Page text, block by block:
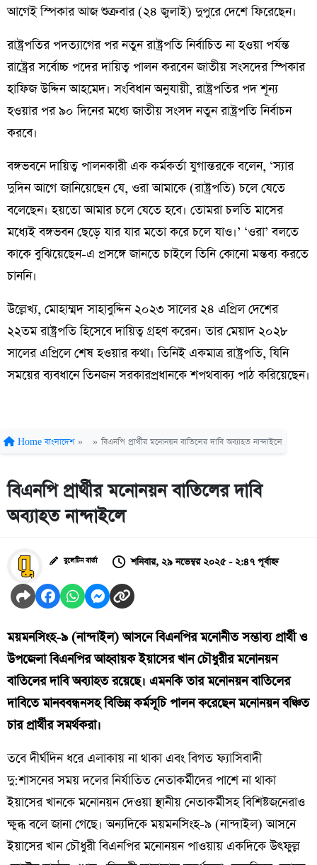
আগেই স্পিকার আজ শুক্রবার (২৪ জুলাই) দুপুরে দেশে ফিরেছেন।
রাষ্ট্রপতির পদত্যাগের পর নতুন রাষ্ট্রপতি নির্বাচিত না হওয়া পর্যন্ত
রাষ্ট্রের সর্বোচ্চ পদের দায়িত্ব পালন করবেন জাতীয় সংসদের স্পিকার
হাফিজ উদ্দিন আহমেদ। সংবিধান অনুযায়ী, রাষ্ট্রপতির পদ শূন্য
হওয়ার পর ৯০ দিনের মধ্যে জাতীয় সংসদ নতুন রাষ্ট্রপতি নির্বাচন
করবে।
বঙ্গভবনে দায়িত্ব পালনকারী এক কর্মকর্তা যুগান্তরকে বলেন, ‘স্যার
দুদিন আগে জানিয়েছেন যে, ওরা আমাকে (রাষ্ট্রপতি) চলে যেতে
বলেছেন। হয়তো আমার চলে যেতে হবে। তোমরা চলতি মাসের
মধ্যেই বঙ্গভবন ছেড়ে যার যার মতো করে চলে যাও।’ ‘ওরা’ বলতে
কাকে বুঝিয়েছেন-এ প্রসঙ্গে জানতে চাইলে তিনি কোনো মন্তব্য করতে
চাননি।
উল্লেখ্য, মোহাম্মদ সাহাবুদ্দিন ২০২৩ সালের ২৪ এপ্রিল দেশের
২২তম রাষ্ট্রপতি হিসেবে দায়িত্ব গ্রহণ করেন। তার মেয়াদ ২০২৮
সালের এপ্রিলে শেষ হওয়ার কথা। তিনিই একমাত্র রাষ্ট্রপতি, যিনি
সময়ের ব্যবধানে তিনজন সরকারপ্রধানকে শপথবাক্য পাঠ করিয়েছেন।
Home বাংলাদেশ » » বিএনপি প্রার্থীর মনোনয়ন বাতিলের দাবি অব্যাহত নান্দাইলে
বিএনপি প্রার্থীর মনোনয়ন বাতিলের দাবি
অব্যাহত নান্দাইলে
বুলেটিন বার্তা শনিবার, ২৯ নভেম্বর ২০২৫ - ২:৪৭ পূর্বাহ্ন
ময়মনসিংহ-৯ (নান্দাইল) আসনে বিএনপির মনোনীত সম্ভাব্য প্রার্থী ও
উপজেলা বিএনপির আহ্বায়ক ইয়াসের খান চৌধুরীর মনোনয়ন
বাতিলের দাবি অব্যাহত রয়েছে। এমনকি তার মনোনয়ন বাতিলের
দাবিতে মানববন্ধনসহ বিভিন্ন কর্মসূচি পালন করেছেন মনোনয়ন বঞ্চিত
চার প্রার্থীর সমর্থকরা।
তবে দীর্ঘদিন ধরে এলাকায় না থাকা এবং বিগত ফ্যাসিবাদী
দু:শাসনের সময় দলের নির্যাতিত নেতাকর্মীদের পাশে না থাকা
ইয়াসের খানকে মনোনয়ন দেওয়া স্থানীয় নেতাকর্মীসহ বিশিষ্টজনেরাও
ক্ষুব্ধ বলে জানা গেছে। অন্যদিকে ময়মনসিংহ-৯ (নান্দাইল) আসনে
ইয়াসের খান চৌধুরী বিএনপির মনোনয়ন পাওয়ায় একদিকে উৎফুল্ল